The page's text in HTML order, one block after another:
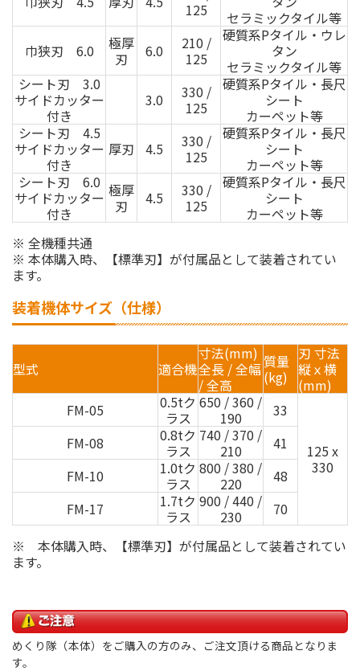
125
セラミックタイル等
巾狭刃 6.0
極厚
刃
6.0
210 /
125
硬質系Pタイル・ウレ
タン
セラミックタイル等
シート刃 3.0
サイドカッター
付き
3.0
330 /
125
硬質系Pタイル・長尺
シート
カーペット等
シート刃 4.5
サイドカッター
付き
厚刃 4.5
330 /
125
硬質系Pタイル・長尺
シート
カーペット等
シート刃 6.0
サイドカッター
付き
極厚
刃
4.5
330 /
125
硬質系Pタイル・長尺
シート
カーペット等
※ 全機種共通
※ 本体購入時、【標準刃】が付属品として装着されてい
ます。
装着機体サイズ（仕様）
型式 適合機
寸法(mm)
全長 / 全幅
/ 全高
質量
(kg)
刃 寸法
縦ｘ横
(mm)
FM-05
0.5tク
ラス
650 / 360 /
190
33
125 x
330
FM-08
0.8tク
ラス
740 / 370 /
210
41
FM-10
1.0tク
ラス
800 / 380 /
220
48
FM-17
1.7tク
ラス
900 / 440 /
230
70
※ 本体購入時、【標準刃】が付属品として装着されてい
ます。
めくり隊（本体）をご購入の方のみ、ご注文頂ける商品となりま
す。